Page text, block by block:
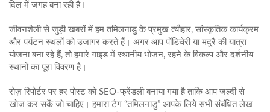
दिल में जगह बना रही है।
जीवनशैली से जुड़ी खबरों में हम तमिलनाडु के प्रमुख त्यौहार, सांस्कृतिक कार्यक्रम
और पर्यटन स्थलों को उजागर करते हैं। अगर आप पोंडिचेरी या मदुरै की यात्रा
योजना बना रहे हैं, तो हमारे गाइड में स्थानीय भोजन, रहने के विकल्प और दर्शनीय
स्थानों का पूरा विवरण है।
रोज़ रिपोर्टर पर हर पोस्ट को SEO‑फ्रेंडली बनाया गया है ताकि आप जल्दी से
खोज कर सकें जो चाहिए। हमारा टैग “तमिलनाडु” आपके लिये सभी संबंधित लेख